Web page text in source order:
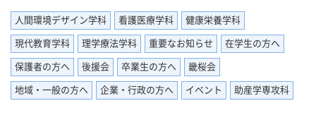
人間環境デザイン学科 看護医療学科 健康栄養学科
現代教育学科 理学療法学科 重要なお知らせ 在学生の方へ
保護者の方へ 後援会 卒業生の方へ 畿桜会
地域・一般の方へ 企業・行政の方へ イベント 助産学専攻科